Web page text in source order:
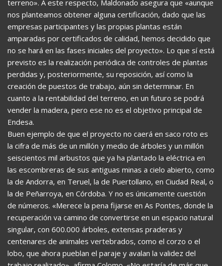
terreno». A este respecto, Maldonado asegura que «aunque
nos planteamos obtener alguna certificación, dado que las
empresas participantes y las propias plantas están
amparadas por certificados de calidad, hemos decidido que
no se hará en las fases iniciales del proyecto». Lo que sí está
previsto es la realización periódica de controles de plantas
perdidas y, posteriormente, su reposición, así como la
creación de puestos de trabajo, aún sin determinar. En
cuanto a la rentabilidad del terreno, en un futuro se podrá
vender la madera, pero ese no es el objetivo principal de
Endesa.
Buen ejemplo de que el proyecto no caerá en saco roto es
la cifra de más de un millón y medio de árboles y un millón
seiscientos mil arbustos que ya ha plantado la eléctrica en
las escombreras de sus antiguas minas a cielo abierto, como
la de Andorra, en Teruel, la de Puertollano, en Ciudad Real, o
la de Peñarroya, en Córdoba. Y no es únicamente cuestión
de números. «Merece la pena fijarse en As Pontes, donde la
recuperación va camino de convertirse en un espacio natural
singular, con 600.000 árboles, extensas praderas y
centenares de animales vertebrados, como el corzo o el
lobo, que ahora pueblan el paraje y avalan la validez del